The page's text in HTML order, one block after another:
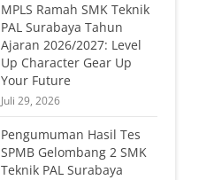
MPLS Ramah SMK Teknik
PAL Surabaya Tahun
Ajaran 2026/2027: Level
Up Character Gear Up
Your Future
Juli 29, 2026
Pengumuman Hasil Tes
SPMB Gelombang 2 SMK
Teknik PAL Surabaya